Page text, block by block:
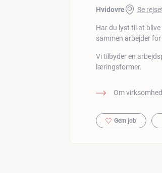
Hvidovre Se
Har du lyst til at
sammen arbejder
Vi tilbyder en
læringsformer.
Om
Gem job